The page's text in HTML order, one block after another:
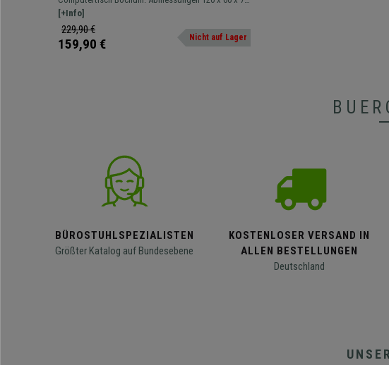
Abmessungen 120 x 60 x 74 cm, aus
Holz, Farbe Walnuss
cm. Schlichter PC-Tisch mit Arbeitsfläche und
Stauraum/Ablageplatz.
[+Info]
229,90 €
159,90 € Nicht auf Lager
BÜROSTUHLSPEZIALISTEN
Größter Katalog auf Bundesebene
KOSTENLOSER VERSAND IN
ALLEN BESTELLUNGEN
Deutschland